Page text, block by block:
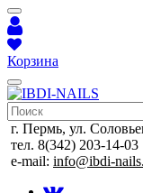
Корзина
г. Пермь, ул.
тел. 8(342) 203-14-03
e-mail: info@ibdi-